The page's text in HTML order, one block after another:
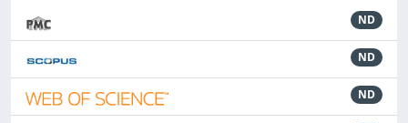
ND
ND
ND